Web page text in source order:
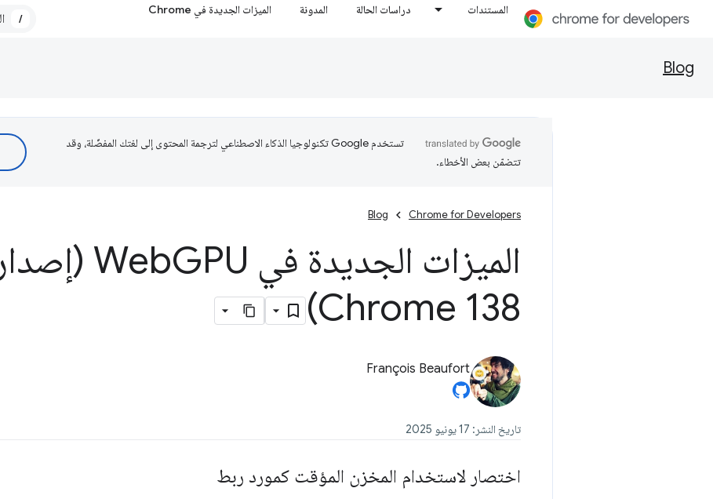
المستندات دراسات الحالة المدونة الميزات الجديدة في Chrome
/
Blog
تستخدم Google تكنولوجيا الذكاء الاصطناعي لترجمة المحتوى إلى لغتك المفضّلة، وقد
تتضمّن بعض الأخطاء.
Chrome for Developers
Blog
الميزات الجديدة في Web
GPU (إصدار
Chrome 138)
François Beaufort
تاريخ النشر: 17 يونيو 2025
اختصار لاستخدام المخزن المؤقت كمورد ربط